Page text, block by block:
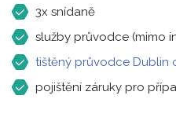
3x snídaně
služby průvodce (mimo
tištěný průvodce Dublin
pojištění záruky pro